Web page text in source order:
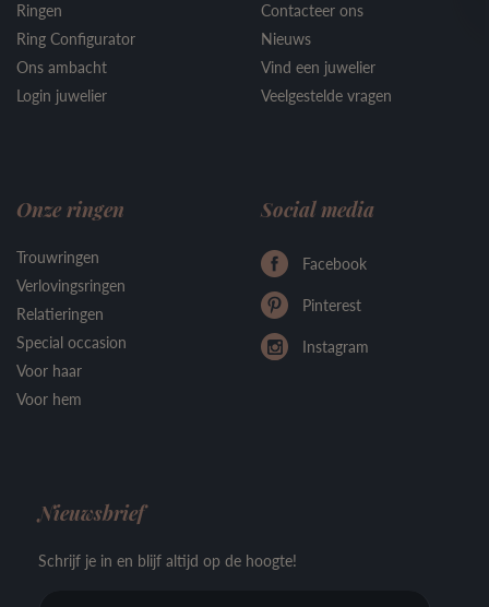
Ringen
Ring Configurator
Ons ambacht
Login juwelier
Contacteer ons
Nieuws
Vind een juwelier
Veelgestelde vragen
Onze ringen
Trouwringen
Verlovingsringen
Relatieringen
Special occasion
Voor haar
Voor hem
Social media
Facebook
Pinterest
Instagram
Nieuwsbrief
Schrijf je in en blijf altijd op de hoogte!